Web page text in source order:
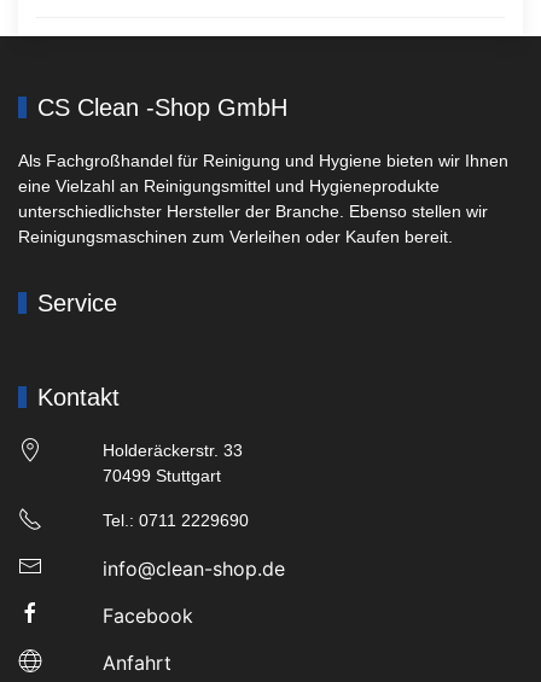
CS Clean -Shop GmbH
Als Fachgroßhandel für Reinigung und Hygiene bieten wir Ihnen
eine Vielzahl an Reinigungsmittel und Hygieneprodukte
unterschiedlichster Hersteller der Branche. Ebenso stellen wir
Reinigungsmaschinen zum Verleihen oder Kaufen bereit.
Service
Kontakt
Holderäckerstr. 33
70499 Stuttgart
Tel.: 0711 2229690
info@clean-shop.de
Facebook
Anfahrt